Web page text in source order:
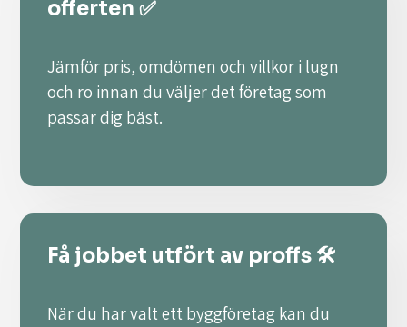
offerten ✅
Jämför pris, omdömen och villkor i lugn
och ro innan du väljer det företag som
passar dig bäst.
Få jobbet utfört av proffs 🛠️
När du har valt ett byggföretag kan du